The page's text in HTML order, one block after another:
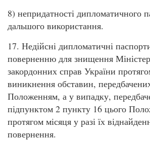
8) непридатності дипломатичного
дальшого використання.
17. Недійсні дипломатичні
поверненню для знищення
закордонних справ України
виникнення обставин,
Положенням, а у випадку,
підпунктом 2 пункту 16 цього
протягом місяця у разі їх
повернення.